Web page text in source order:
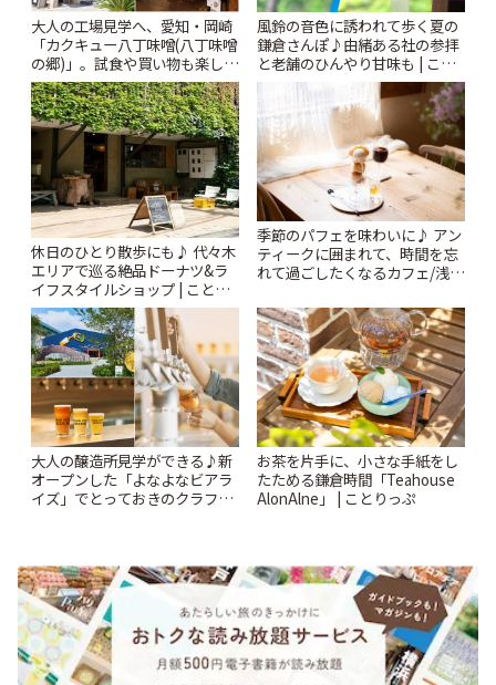
大人の工場見学へ、愛知・岡崎
「カクキュー八丁味噌(八丁味噌
の郷)」。試食や買い物も楽しみ
♪ | ことりっぷ
風鈴の音色に誘われて歩く夏の
鎌倉さんぽ♪由緒ある社の参拝
と老舗のひんやり甘味も | こと
りっぷ
休日のひとり散歩にも♪ 代々木
エリアで巡る絶品ドーナツ&ラ
イフスタイルショップ | ことり
っぷ
季節のパフェを味わいに♪ アン
ティークに囲まれて、時間を忘
れて過ごしたくなるカフェ/浅草
大人の醸造所見学ができる♪新
オープンした「よなよなビアラ
イズ」でとっておきのクラフト
お茶を片手に、小さな手紙をし
たためる鎌倉時間「Teahouse
AlonAlne」 | ことりっぷ